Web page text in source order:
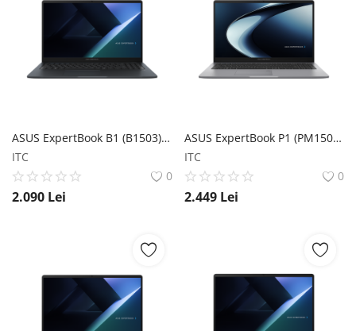
ASUS ExpertBook B1 (B1503) ASUS
ITC
0
2.090 Lei
ASUS ExpertBook P1 (PM1503) ASUS
ITC
0
2.449 Lei